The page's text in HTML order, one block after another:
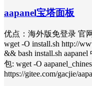
aapanel宝塔面板
优点：海外版免登录 官
wget -O install.sh http://
&& bash install.sh
包: wget -O
https://gitee.com/gacjie/